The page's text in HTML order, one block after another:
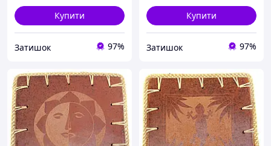
Купити
Затишок 97%
Купити
Затишок 97%